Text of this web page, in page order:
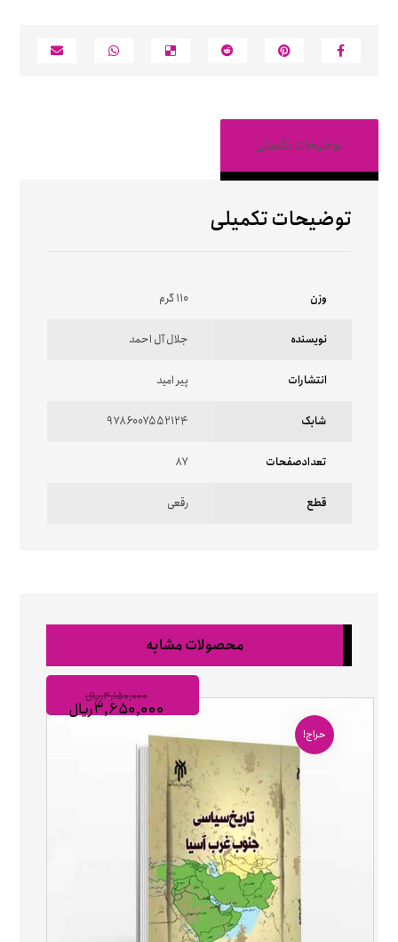
توضیحات تکمیلی
توضیحات تکمیلی
وزن 110 گرم
نویسنده جلال آل احمد
انتشارات پیر امید
شابک 9786007552124
تعدادصفحات 87
قطع رقعی
محصولات مشابه
۴,۱۵۰,۰۰۰ریال
۳,۶۵۰,۰۰۰ریال
حراج!